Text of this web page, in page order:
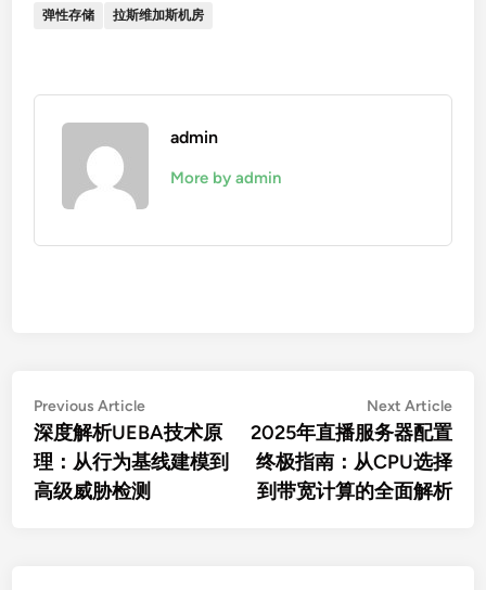
弹性存储
拉斯维加斯机房
admin
More by admin
文
章
导
航
Previous ArticlePrevious
article:
深度解析UEBA技术原
理：从行为基线建模到
高级威胁检测
Next Article
2025年直播服务器配置
终极指南：从CPU选择
到带宽计算的全面解析